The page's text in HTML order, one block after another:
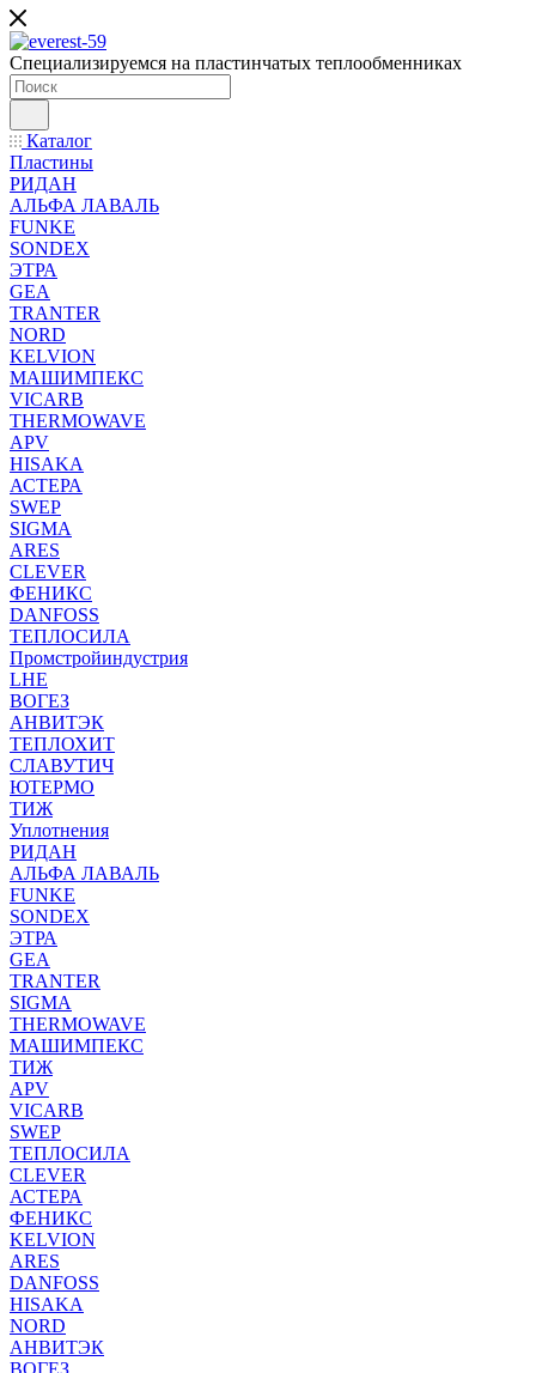
Специализируемся на пластинчатых теплообменниках
Каталог
Пластины
РИДАН
АЛЬФА ЛАВАЛЬ
FUNKE
SONDEX
ЭТРА
GEA
TRANTER
NORD
KELVION
МАШИМПЕКС
VICARB
THERMOWAVE
APV
HISAKA
АСТЕРА
SWEP
SIGMA
ARES
CLEVER
ФЕНИКС
DANFOSS
ТЕПЛОСИЛА
Промстройиндустрия
LHE
ВОГЕЗ
АНВИТЭК
ТЕПЛОХИТ
СЛАВУТИЧ
ЮТЕРМО
ТИЖ
Уплотнения
РИДАН
АЛЬФА ЛАВАЛЬ
FUNKE
SONDEX
ЭТРА
GEA
TRANTER
SIGMA
THERMOWAVE
МАШИМПЕКС
ТИЖ
APV
VICARB
SWEP
ТЕПЛОСИЛА
CLEVER
АСТЕРА
ФЕНИКС
KELVION
ARES
DANFOSS
HISAKA
NORD
АНВИТЭК
ВОГЕЗ